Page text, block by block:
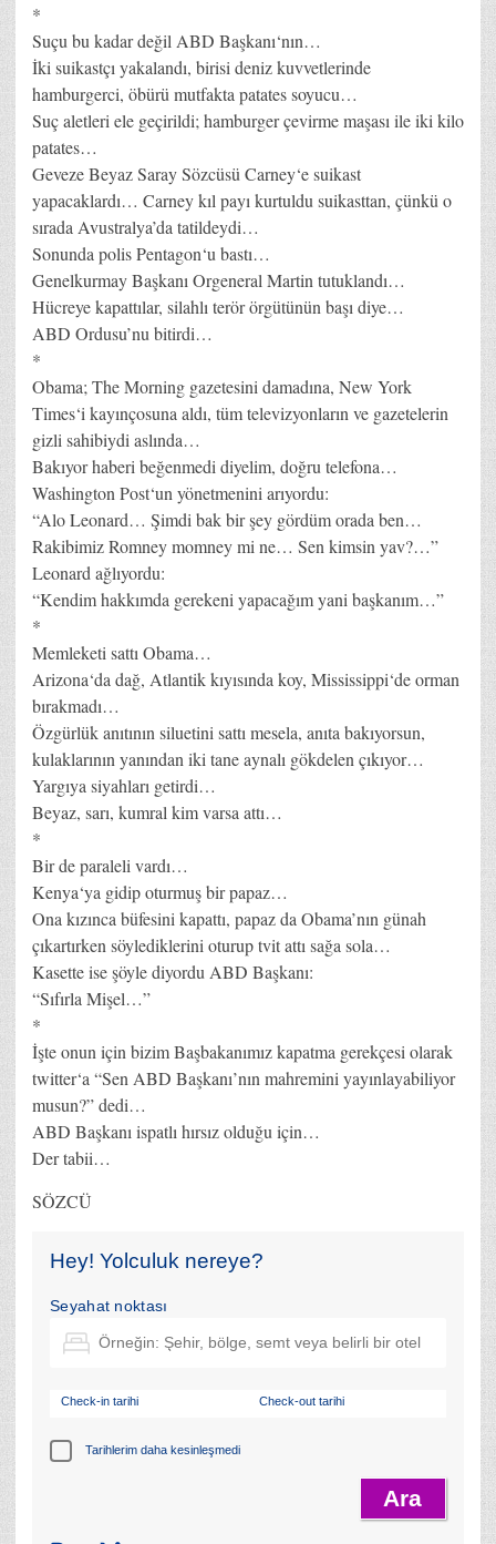
*
Suçu bu kadar değil ABD Başkanı‘nın…
İki suikastçı yakalandı, birisi deniz kuvvetlerinde
hamburgerci, öbürü mutfakta patates soyucu…
Suç aletleri ele geçirildi; hamburger çevirme maşası ile iki kilo
patates…
Geveze Beyaz Saray Sözcüsü Carney‘e suikast
yapacaklardı… Carney kıl payı kurtuldu suikasttan, çünkü o
sırada Avustralya’da tatildeydi…
Sonunda polis Pentagon‘u bastı…
Genelkurmay Başkanı Orgeneral Martin tutuklandı…
Hücreye kapattılar, silahlı terör örgütünün başı diye…
ABD Ordusu’nu bitirdi…
*
Obama; The Morning gazetesini damadına, New York
Times‘i kayınçosuna aldı, tüm televizyonların ve gazetelerin
gizli sahibiydi aslında…
Bakıyor haberi beğenmedi diyelim, doğru telefona…
Washington Post‘un yönetmenini arıyordu:
“Alo Leonard… Şimdi bak bir şey gördüm orada ben…
Rakibimiz Romney momney mi ne… Sen kimsin yav?…”
Leonard ağlıyordu:
“Kendim hakkımda gerekeni yapacağım yani başkanım…”
*
Memleketi sattı Obama…
Arizona‘da dağ, Atlantik kıyısında koy, Mississippi‘de orman
bırakmadı…
Özgürlük anıtının siluetini sattı mesela, anıta bakıyorsun,
kulaklarının yanından iki tane aynalı gökdelen çıkıyor…
Yargıya siyahları getirdi…
Beyaz, sarı, kumral kim varsa attı…
*
Bir de paraleli vardı…
Kenya‘ya gidip oturmuş bir papaz…
Ona kızınca büfesini kapattı, papaz da Obama’nın günah
çıkartırken söylediklerini oturup tvit attı sağa sola…
Kasette ise şöyle diyordu ABD Başkanı:
“Sıfırla Mişel…”
*
İşte onun için bizim Başbakanımız kapatma gerekçesi olarak
twitter‘a “Sen ABD Başkanı’nın mahremini yayınlayabiliyor
musun?” dedi…
ABD Başkanı ispatlı hırsız olduğu için…
Der tabii…
SÖZCÜ
Hey! Yolculuk nereye?
Seyahat noktası
Check-in tarihi Check-out tarihi
Tarihlerim daha kesinleşmedi